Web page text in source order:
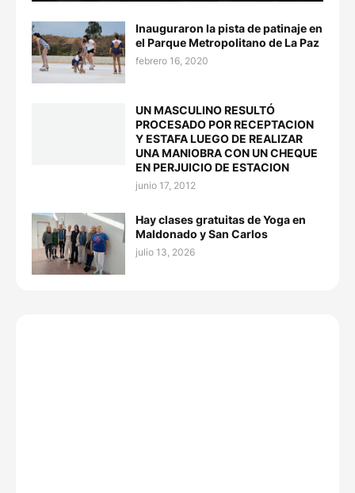
Inauguraron la pista de patinaje en
el Parque Metropolitano de La Paz
febrero 16, 2020
UN MASCULINO RESULTÓ
PROCESADO POR RECEPTACION
Y ESTAFA LUEGO DE REALIZAR
UNA MANIOBRA CON UN CHEQUE
EN PERJUICIO DE ESTACION
junio 17, 2012
Hay clases gratuitas de Yoga en
Maldonado y San Carlos
julio 13, 2026